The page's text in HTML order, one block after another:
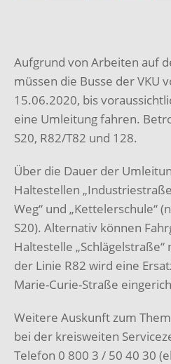
Aufgrund von Arbeiten auf
müssen die Busse der VKU
15.06.2020, bis
eine Umleitung fahren.
S20, R82/T82 und 128.
Über die Dauer der
Haltestellen
Weg“ und „Kettelerschule“
S20). Alternativ können
Haltestelle
der Linie R82 wird eine
Marie-Curie-Straße
Weitere Auskunft zum
bei der kreisweiten
Telefon 0 800 3 / 50 40 30